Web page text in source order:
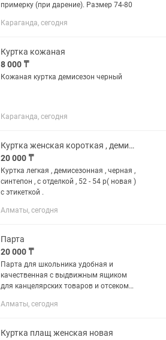
примерку (при дарение). Размер 74-80
Караганда, сегодня
Куртка кожаная
8 000 ₸
Кожаная куртка демисезон черный
Караганда, сегодня
Куртка женская короткая , демисезонная.
20 000 ₸
Куртка легкая , демисезонная , черная ,
синтепон , с отделкой , 52 - 54 р( новая )
с этикеткой .
Алматы, сегодня
Парта
20 000 ₸
Парта для школьника удобная и
качественная с выдвижным ящиком
для канцелярских товаров и отсеком
учебников. На парте две палочки.
капюшоном.
Алматы, сегодня
Куртка плащ женская новая